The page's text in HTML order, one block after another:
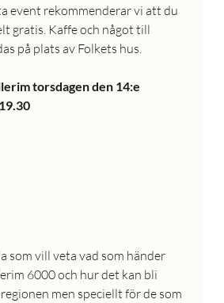
event rekommenderar vi att du
gratis. Kaffe och något till
på plats av Folkets hus.
torsdagen den 14:e
som vill veta vad som händer
6000 och hur det kan bli
men speciellt för de som